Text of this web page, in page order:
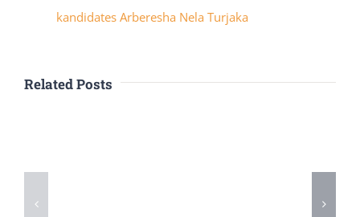
kandidates Arberesha Nela Turjaka
Related Posts